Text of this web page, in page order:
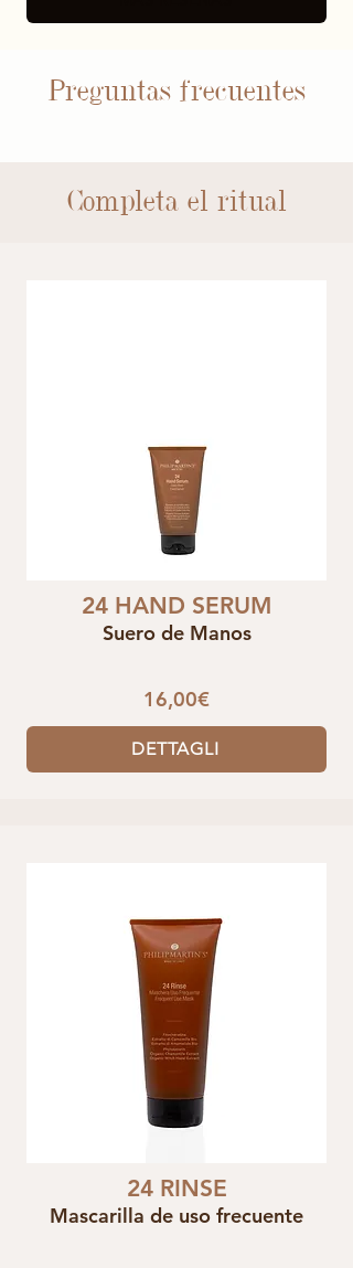
Preguntas frecuentes
Completa el ritual
24 HAND SERUM
Suero de Manos
16,00€
DETTAGLI
24 RINSE
Mascarilla de uso frecuente